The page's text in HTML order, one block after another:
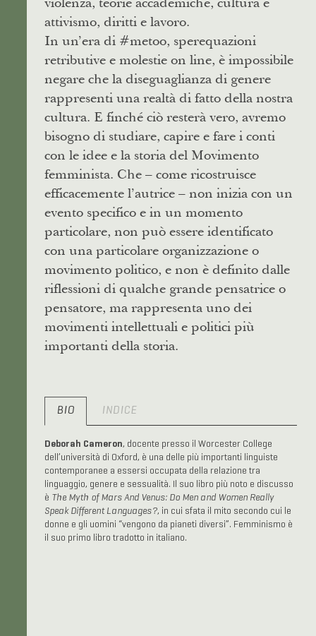
attivismo, diritti e lavoro.
In un’era di #metoo, sperequazioni
retributive e molestie on line, è impossibile
negare che la diseguaglianza di genere
rappresenti una realtà di fatto della nostra
cultura. E finché ciò resterà vero, avremo
bisogno di studiare, capire e fare i conti
con le idee e la storia del Movimento
femminista. Che – come ricostruisce
efficacemente l’autrice – non inizia con un
evento specifico e in un momento
particolare, non può essere identificato
con una particolare organizzazione o
movimento politico, e non è definito dalle
riflessioni di qualche grande pensatrice o
pensatore, ma rappresenta uno dei
movimenti intellettuali e politici più
importanti della storia.
BIO INDICE
Deborah Cameron, docente presso il Worcester College
dell’università di Oxford, è una delle più importanti linguiste
contemporanee a essersi occupata della relazione tra
linguaggio, genere e sessualità. Il suo libro più noto e discusso
è The Myth of Mars And Venus: Do Men and Women Really
Speak Different Languages?, in cui sfata il mito secondo cui le
donne e gli uomini “vengono da pianeti diversi”. Femminismo è
il suo primo libro tradotto in italiano.